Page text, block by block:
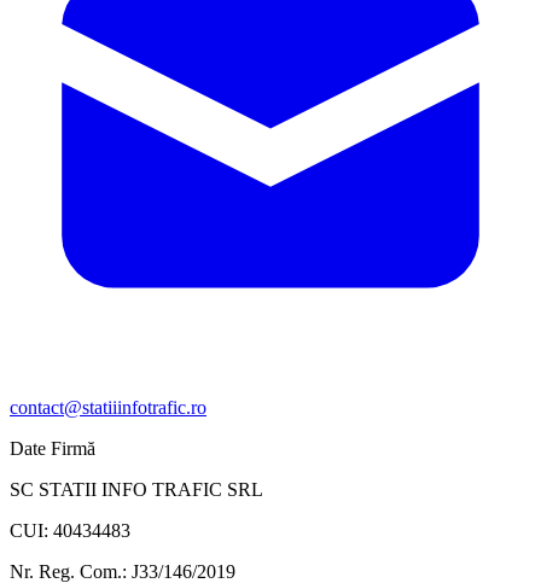
contact@statiiinfotrafic.ro
Date Firmă
SC STATII INFO TRAFIC SRL
CUI: 40434483
Nr. Reg. Com.: J33/146/2019